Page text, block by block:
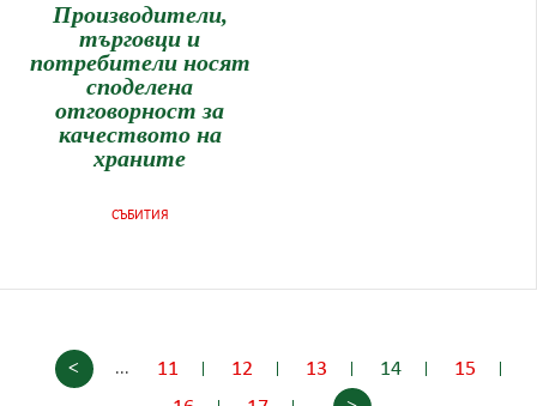
Производители,
търговци и
потребители носят
споделена
отговорност за
качеството на
храните
СЪБИТИЯ
< ... 11 12 13 14
15